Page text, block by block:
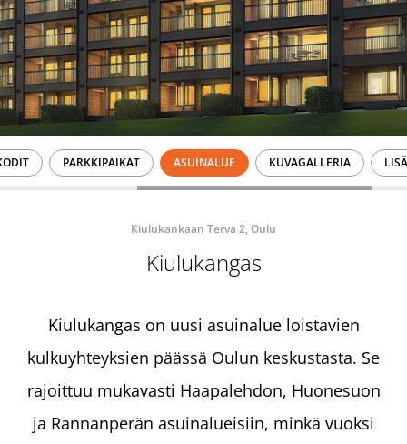
PARKKIPAIKAT ASUINALUE KUVAGALLERIA
Kiulukankaan Terva 2, Oulu
Kiulukangas
Kiulukangas on uusi asuinalue loistavien
kulkuyhteyksien päässä Oulun keskustasta. Se
rajoittuu mukavasti Haapalehdon, Huonesuon
ja Rannanperän asuinalueisiin, minkä vuoksi